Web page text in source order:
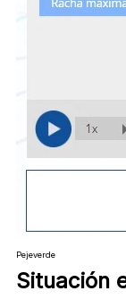
Pejeverde
Situación